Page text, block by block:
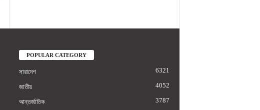
POPULAR CATEGORY
সারাদেশ 6321
জাতীয় 4052
আন্তর্জাতিক 3787